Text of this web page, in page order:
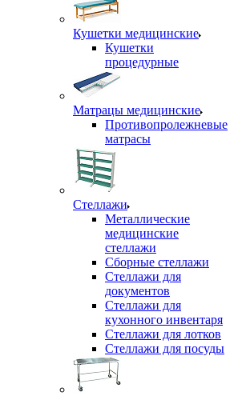
Кушетки медицинские
Кушетки
процедурные
Матрацы медицинские
Противопролежневые
матрасы
Стеллажи
Металлические
медицинские
стеллажи
Сборные стеллажи
Стеллажи для
документов
Стеллажи для
кухонного инвентаря
Стеллажи для лотков
Стеллажи для посуды